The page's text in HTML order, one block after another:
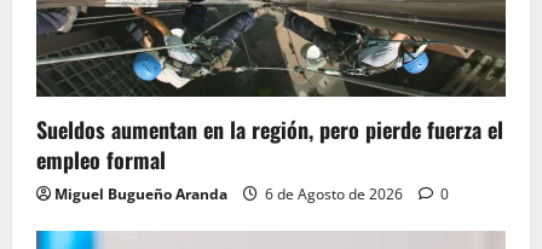
Sueldos aumentan en la región, pero pierde fuerza el
empleo formal
Miguel Bugueño Aranda 6 de Agosto de 2026 0